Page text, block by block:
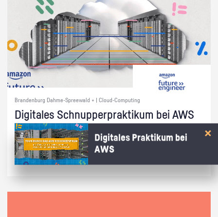
Brandenburg Dahme-Spreewald + | Cloud-Computing
Di­gi­ta­les Schnup­per­prak­ti­kum bei AWS
Wie kommt die Cham­pi­ons Le­ague auf dei­nen Bild­schirm? Ent­de­cke in
15 Min. bei AWS, wie die Cloud das mög­lich macht!
Digitales Praktikum bei
AWS